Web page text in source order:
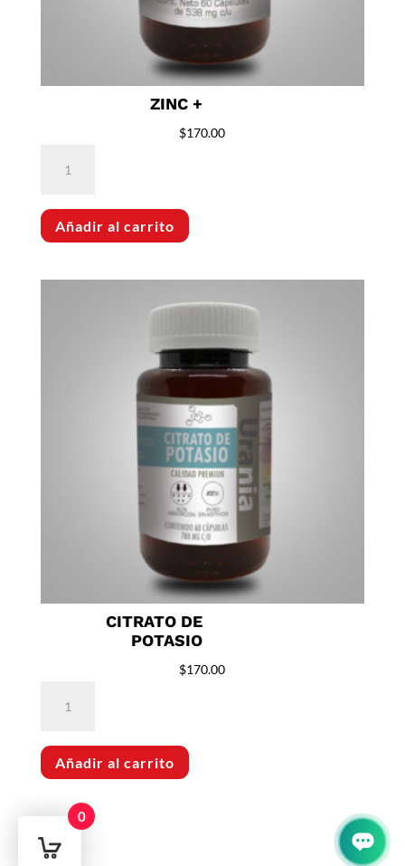
ZINC +
$170.00
Añadir al carrito
CITRATO DE
POTASIO
$170.00
cantidad
Añadir al carrito
0